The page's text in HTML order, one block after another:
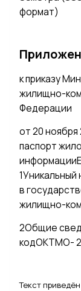
формат)
к приказу
жилищно-
Федерации
от 20
паспорт
в
жилищно-
2Общие
кодОКТМО-
Текст